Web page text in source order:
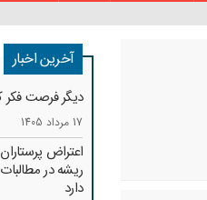
آخرین اخبار
دیگر فرصت فکر
17 مرداد 1405
اعتراض
ریشه در
دارد